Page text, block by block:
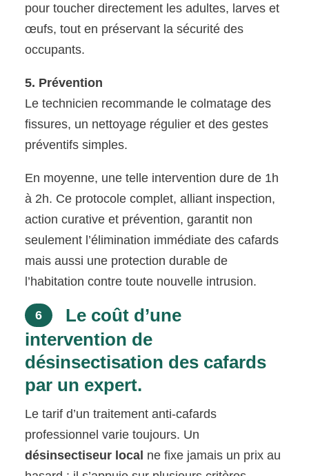
pour toucher directement les adultes, larves et
œufs, tout en préservant la sécurité des
occupants.
5. Prévention
Le technicien recommande le colmatage des
fissures, un nettoyage régulier et des gestes
préventifs simples.
En moyenne, une telle intervention dure de 1h
à 2h. Ce protocole complet, alliant inspection,
action curative et prévention, garantit non
seulement l’élimination immédiate des cafards
mais aussi une protection durable de
l’habitation contre toute nouvelle intrusion.
6
Le coût d’une
intervention de
désinsectisation des cafards
par un expert.
Le tarif d’un traitement anti-cafards
professionnel varie toujours. Un
désinsectiseur local ne fixe jamais un prix au